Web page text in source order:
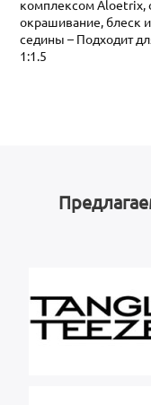
комплексом Aloetrix,
окрашивание, блеск
седины – Подходит
1:1.5